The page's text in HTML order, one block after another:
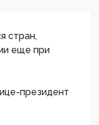
стран,
еще при
президент